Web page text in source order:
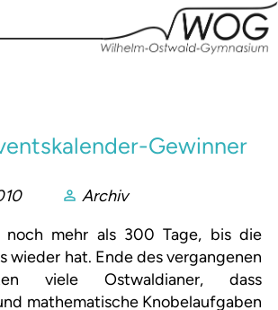
Gewinner
Archiv
noch mehr als 300 Tage, bis die
wieder hat. Ende des vergangenen
viele Ostwaldianer, dass
mathematische Knobelaufgaben